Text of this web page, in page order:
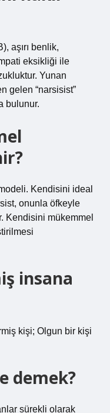
aşırı benlik,
eksikliği ile
Yunan
gelen “narsisist”
bulunur.
Kendisini ideal
onunla öfkeyle
Kendisini mükemmel
insana
kişi; Olgun bir kişi
demek?
sürekli olarak